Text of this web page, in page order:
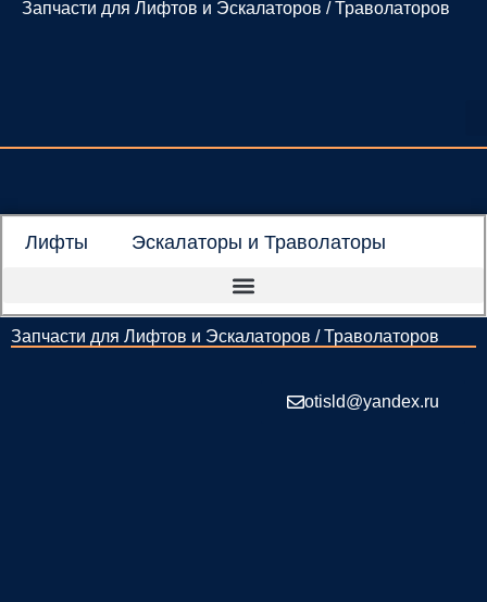
Перейти
Запчасти для Лифтов и Эскалаторов / Траволаторов
Лифты Эскалаторы и Траволаторы
Запчасти для Лифтов и Эскалаторов / Траволаторов
otisld@yandex.ru